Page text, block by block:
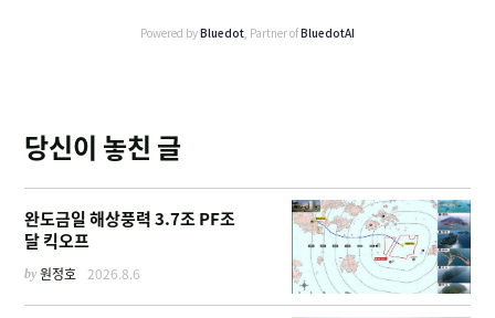
Powered byBluedot, Partner ofBluedotAI
당신이 놓친 글
완도금일 해상풍력 3.7조 PF조
달 킥오프
by원정호 2026.8.6